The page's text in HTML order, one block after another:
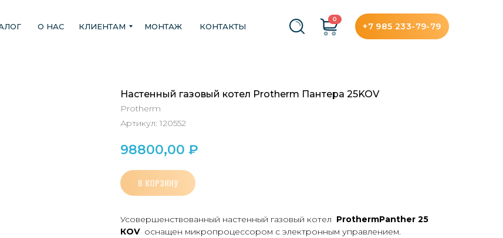
О НАС КЛИЕНТАМ МОНТАЖ КОНТАКТЫ
0
+7 985 233-79-79
Настенный газовый котел Protherm Пантера 25KOV
Protherm
Артикул: 120552
98800,00 ₽
В КОРЗИНУ
Усовершенствованный настенный газовый котел ProthermPanther 25
КОVоснащен микропроцессором с электронным управлением.